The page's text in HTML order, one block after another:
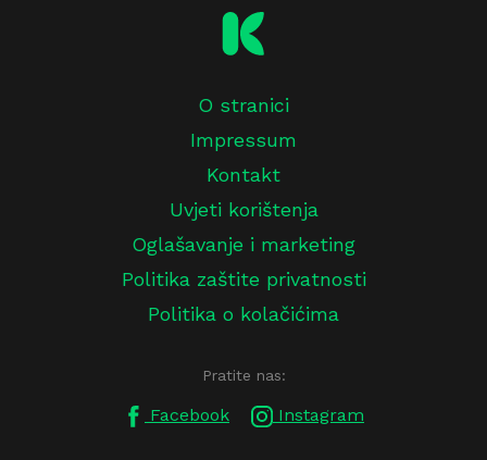
O stranici
Impressum
Kontakt
Uvjeti korištenja
Oglašavanje i marketing
Politika zaštite privatnosti
Politika o kolačićima
Pratite nas:
Facebook Instagram